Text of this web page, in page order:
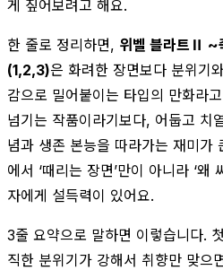
게 짚어보려고 해요.
한 줄로 정리하면, 위벨 블라트Ⅱ ~
(1,2,3)은 화려한 장면보다 분위기
감으로 밀어붙이는 타입의 만화라
넘기는 작품이라기보다, 어둡고 치
념과 생존 본능을 따라가는 재미가
에서 ‘때리는 장면’만이 아니라 ‘왜
자에게 설득력이 있어요.
3줄 요약으로 말하면 이렇습니다.
직한 분위기가 강해서 취향만 맞으